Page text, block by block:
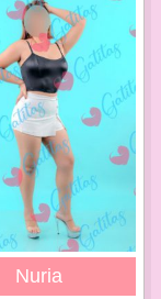
Nuria